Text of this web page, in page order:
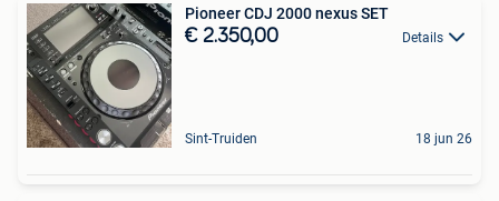
Pioneer CDJ 2000 nexus SET
€ 2.350,00 Details
Sint-Truiden 18 jun 26